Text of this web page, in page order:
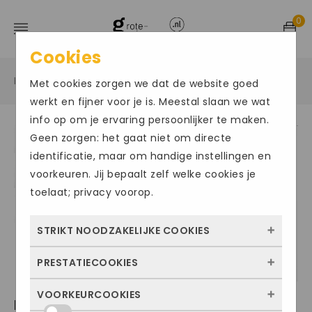
0
Home / Grote maten damesschoenen / Sandalen
HARTJES BREEZE 2
Cookies
Met cookies zorgen we dat de website goed
werkt en fijner voor je is. Meestal slaan we wat
info op om je ervaring persoonlijker te maken.
Geen zorgen: het gaat niet om directe
identificatie, maar om handige instellingen en
voorkeuren. Jij bepaalt zelf welke cookies je
toelaat; privacy voorop.
STRIKT NOODZAKELIJKE COOKIES
Deze cookies zorgen ervoor dat de website
kunnen niet worden uitgezet. Meestal
PRESTATIECOOKIES
Met deze cookies zien we hoe vaak onze
VOORKEURCOOKIES